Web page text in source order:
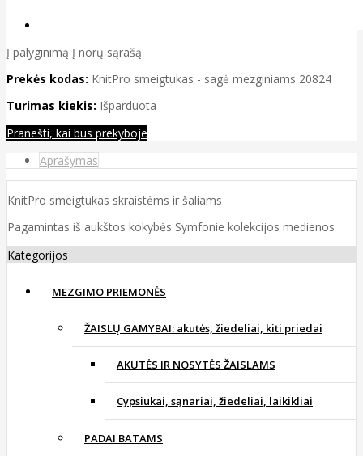
Į palyginimą Į norų sąrašą
Prekės kodas: KnitPro smeigtukas - sagė mezginiams 20824
Turimas kiekis: Išparduota
Pranešti, kai bus prekyboje
Aprašymas
KnitPro smeigtukas skraistėms ir šaliams
Pagamintas iš aukštos kokybės Symfonie kolekcijos medienos
Kategorijos
MEZGIMO PRIEMONĖS
ŽAISLŲ GAMYBAI: akutės, žiedeliai, kiti priedai
AKUTĖS IR NOSYTĖS ŽAISLAMS
Cypsiukai, sąnariai, žiedeliai, laikikliai
PADAI BATAMS